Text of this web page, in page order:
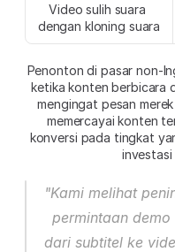
Video sulih suara
dengan kloning suara
Penonton di pasar non-
ketika konten berbicara
mengingat pesan
memercayai konten
konversi pada tingkat
investasi
"Kami melihat
permintaan
dari subtitel ke